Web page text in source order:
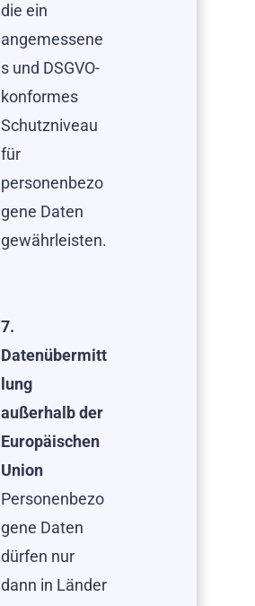
die ein
angemessene
s und DSGVO-
konformes
Schutzniveau
für
personenbezo
gene Daten
gewährleisten.
7.
Datenübermitt
lung
außerhalb der
Europäischen
Union
Personenbezo
gene Daten
dürfen nur
dann in Länder